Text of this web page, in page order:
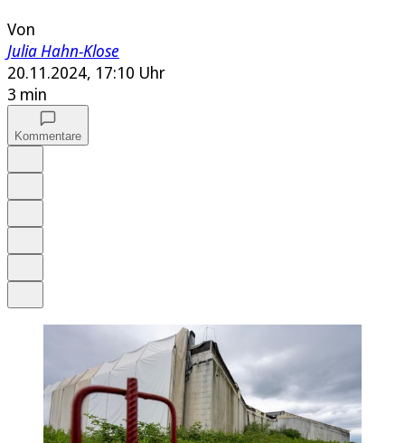
Von
Julia Hahn-Klose
20.11.2024, 17:10 Uhr
3 min
Kommentare